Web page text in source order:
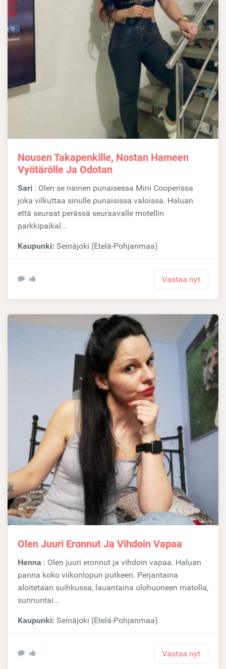
Nousen Takapenkille, Nostan Hameen
Vyötärölle Ja Odotan
Sari : Olen se nainen punaisessa Mini Cooperissa
joka vilkuttaa sinulle punaisissa valoissa. Haluan
että seuraat perässä seuraavalle motellin
parkkipaikal...
Kaupunki: Seinäjoki (Etelä-Pohjanmaa)
Vastaa nyt
Olen Juuri Eronnut Ja Vihdoin Vapaa
Henna : Olen juuri eronnut ja vihdoin vapaa. Haluan
panna koko viikonlopun putkeen. Perjantaina
aloitetaan suihkussa, lauantaina olohuoneen matolla,
sunnuntai...
Kaupunki: Seinäjoki (Etelä-Pohjanmaa)
Vastaa nyt